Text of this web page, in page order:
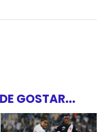
GOSTAR...